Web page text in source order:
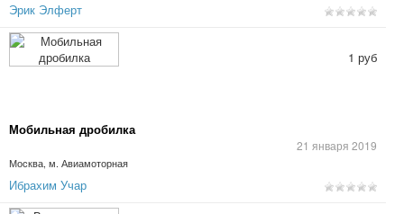
Эрик Элферт
Мобильная дробилка
21 января 2019
Москва, м. Авиамоторная
1 руб
Ибрахим Учар